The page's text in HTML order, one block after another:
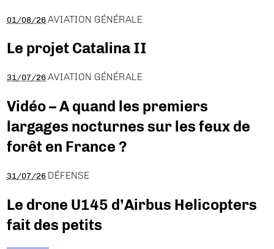
01/08/26 AVIATION GÉNÉRALE
Le projet Catalina II
31/07/26 AVIATION GÉNÉRALE
Vidéo – A quand les premiers
largages nocturnes sur les feux de
forêt en France ?
31/07/26 DÉFENSE
Le drone U145 d’Airbus Helicopters
fait des petits